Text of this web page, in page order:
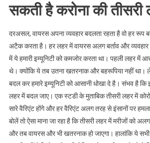
सकती है करोना की तीसरी
दरअसल, वायरस अपना व्यवहार बदलता रहता है वो हर रूप
अटैक करता है। हर लहर में वायरस अलग बर्ताव और
में ये हमारी इम्यूनिटी को कमजोर करता था। पहली लहर में
थे। क्योंकि ये तब उतना खतरनाक और बहरूपिया नहीं था।
बदल कर हमारे इम्यूनिटी को आसानी धोखा दे है। संभव है कि
लहर में बदल जाए। एक स्टडी के मुताबिक तीसरी लहर में
सारे वैरिएंट होंगे और हर वैरिएंट अलग तरह से इंसानों पर
बोलें तो ऐसा माना जा रहा है कि तीसरी लहर में मरीजों को
और तब वायरस और भी खतरनाक हो जाएगा। हालांकि ये